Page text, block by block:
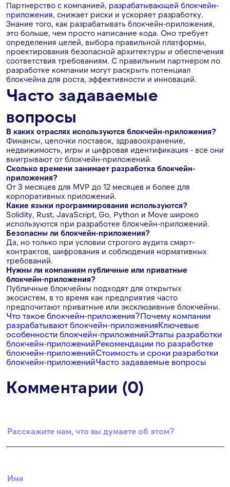
Партнерство с компанией, разрабатывающей блокчейн-
приложения, снижает риски и ускоряет разработку.
Знание того, как разрабатывать блокчейн-приложения,
это больше, чем просто написание кода. Оно требует
определения целей, выбора правильной платформы,
проектирования безопасной архитектуры и обеспечения
соответствия требованиям. С правильным партнером по
разработке компании могут раскрыть потенциал
блокчейна для роста, эффективности и инноваций.
Часто задаваемые
вопросы
В каких отраслях используются блокчейн-приложения?
Финансы, цепочки поставок, здравоохранение,
недвижимость, игры и цифровая идентификация - все они
выигрывают от блокчейн-приложений.
Сколько времени занимает разработка блокчейн-
приложения?
От 3 месяцев для MVP до 12 месяцев и более для
корпоративных приложений.
Какие языки программирования используются?
Solidity, Rust, JavaScript, Go, Python и Move широко
используются при разработке блокчейн-приложений.
Безопасны ли блокчейн-приложения?
Да, но только при условии строгого аудита смарт-
контрактов, шифрования и соблюдения нормативных
требований.
Нужны ли компаниям публичные или приватные
блокчейн-приложения?
Публичные блокчейны подходят для открытых
экосистем, в то время как предприятия часто
предпочитают приватные или эксклюзивные блокчейны.
Что такое блокчейн-приложения?Почему компании
разрабатывают блокчейн-приложенияКлючевые
особенности блокчейн-приложенийЭтапы разработки
блокчейн-приложенийРекомендации по разработке
блокчейн-приложенийСтоимость и сроки разработки
блокчейн-приложенийЧасто задаваемые вопросы
Комментарии (0)